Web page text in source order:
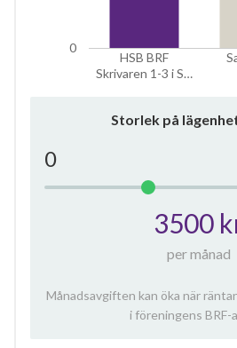
HSB BRF
Skrivaren 1-3 i S…
0
Storlek på
0
3500
per månad
Månadsavgiften kan öka när
i föreningens BRF-